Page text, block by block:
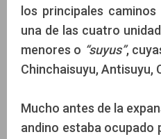
los principales
una de las cuatro
menores o “suyus”,
Chinchaisuyu, Antisuyu,
Mucho antes de la
andino estaba ocupado